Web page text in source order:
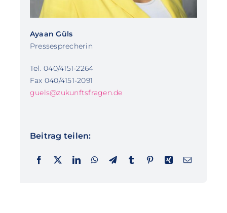
Ayaan Güls
Pressesprecherin
Tel. 040/4151-2264
Fax 040/4151-2091
guels@zukunftsfragen.de
Beitrag teilen: